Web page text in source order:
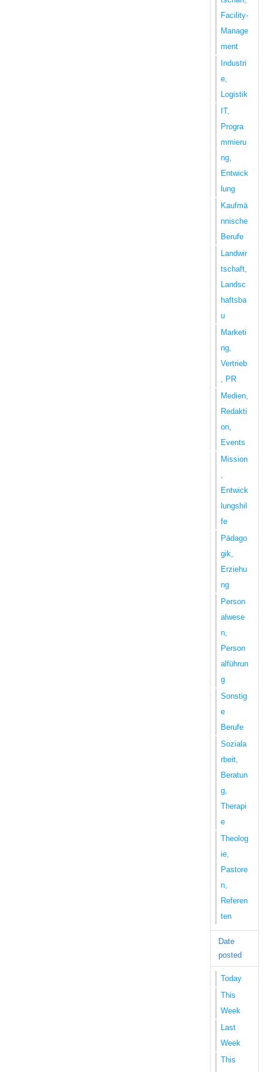
Facility-
Manage
ment
Industri
e,
Logistik
IT,
Progra
mmieru
ng,
Entwick
lung
Kaufmä
nnische
Berufe
Landwir
tschaft,
Landsc
haftsba
u
Marketi
ng,
Vertrieb
, PR
Medien,
Redakti
on,
Events
Mission
,
Entwick
lungshil
fe
Pädago
gik,
Erziehu
ng
Person
alwese
n,
Person
alführun
g
Sonstig
e
Berufe
Soziala
rbeit,
Beratun
g,
Therapi
e
Theolog
ie,
Pastore
n,
Referen
ten
Date
posted
Today
This
Week
Last
Week
This